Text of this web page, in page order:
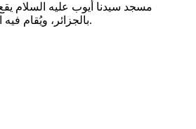
مسجد سيدنا أيوب عليه السلام
بالجزائر، ويُقام فيه الصلوات الخمس والجمعة.